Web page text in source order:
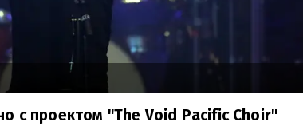
с проектом "The Void Pacific Choir"